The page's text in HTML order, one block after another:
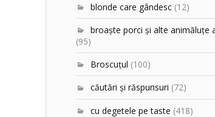
blonde care gândesc (12)
broaşte porci şi alte animăluţe
(95)
Broscuțul (100)
căutări şi răspunsuri (72)
cu degetele pe taste (418)